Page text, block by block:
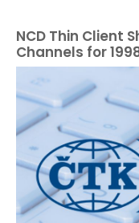
NCD Thin Client
Channels for